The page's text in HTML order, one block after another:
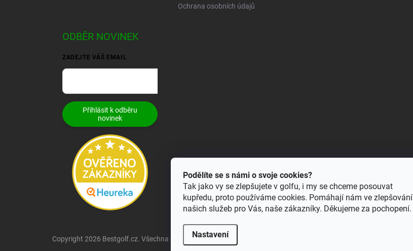
Podělíte se s námi o svoje cookies?
Tak jako vy se zlepšujete v golfu, i my se chceme posouvat
kupředu, proto používáme cookies. Pomáhají nám ve zlepšování
našich služeb pro Vás, naše zákazníky. Děkujeme za pochopení.
Nastavení
Ochrana osobních údajů
ODBĚR NOVINEK
ZADEJTE VÁŠ EMAIL
Přihlásit k odběru
novinek
Copyright 2026 Bestgolf.cz. Všechna práva vyhrazena.Upravit nastavení cookies